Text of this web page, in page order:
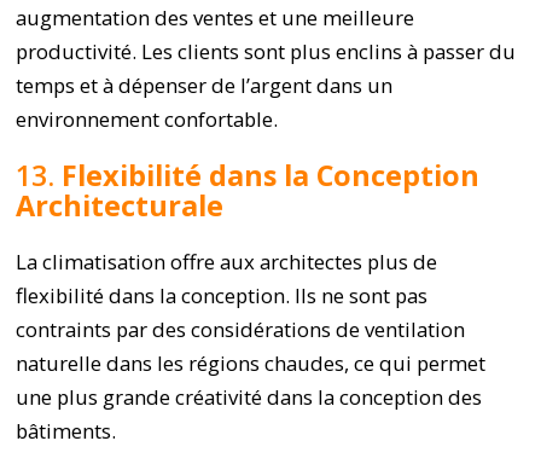
augmentation des ventes et une meilleure
productivité. Les clients sont plus enclins à passer du
temps et à dépenser de l’argent dans un
environnement confortable.
13. Flexibilité dans la Conception
Architecturale
La climatisation offre aux architectes plus de
flexibilité dans la conception. Ils ne sont pas
contraints par des considérations de ventilation
naturelle dans les régions chaudes, ce qui permet
une plus grande créativité dans la conception des
bâtiments.